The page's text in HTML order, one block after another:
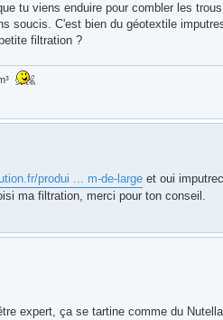
tu viens enduire pour combler les
soucis. C'est bien du géotextile
filtration ?
produi ... m-de-large et oui
ma filtration, merci pour ton conseil.
expert, ça se tartine comme du